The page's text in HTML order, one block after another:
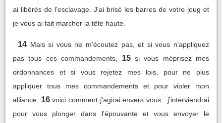
ai libérés de l'esclavage. J'ai brisé les barres de votre joug et
je vous ai fait marcher la tête haute.
14 Mais si vous ne m'écoutez pas, et si vous n'appliquez
pas tous ces commandements,
15 si vous méprisez mes
ordonnances et si vous rejetez mes lois, pour ne plus
appliquer tous mes commandements et pour violer mon
alliance,
16 voici comment j'agirai envers vous : j'interviendrai
pour vous plonger dans l'épouvante et vous envoyer le